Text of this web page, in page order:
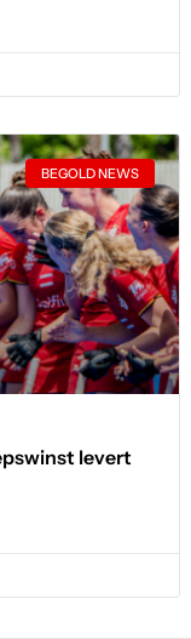
BEGOLD NEWS
levert